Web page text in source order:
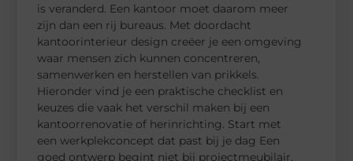
is veranderd. Een kantoor moet daarom meer
zijn dan een rij bureaus. Met doordacht
kantoorinterieur design creëer je een omgeving
waar mensen zich kunnen concentreren,
samenwerken en herstellen van prikkels.
Hieronder vind je een praktische checklist en
keuzes die vaak het verschil maken bij een
kantoorrenovatie of herinrichting. Start met
een werkplekconcept dat past bij je dag Een
goed ontwerp begint niet bij projectmeubilair,